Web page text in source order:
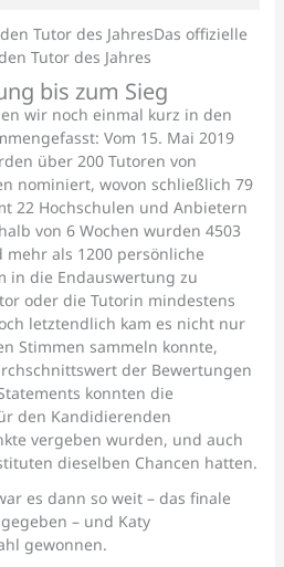
Tutor des JahresDas offizielle
Tutor des Jahres
bis zum Sieg
wir noch einmal kurz in den
Vom 15. Mai 2019
über 200 Tutoren von
nominiert, wovon schließlich 79
22 Hochschulen und Anbietern
von 6 Wochen wurden 4503
als 1200 persönliche
in die Endauswertung zu
oder die Tutorin mindestens
letztendlich kam es nicht nur
Stimmen sammeln konnte,
der Bewertungen
konnten die
den Kandidierenden
vergeben wurden, und auch
dieselben Chancen hatten.
es dann so weit – das finale
– und Katy
gewonnen.